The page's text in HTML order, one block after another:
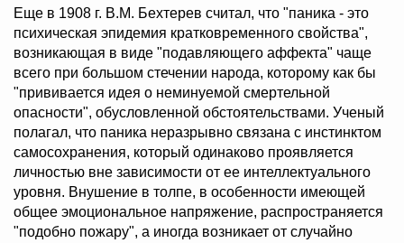
Еще в 1908 г. В.М. Бехтерев считал, что "паника - это
психическая эпидемия кратковременного свойства",
возникающая в виде "подавляющего аффекта" чаще
всего при большом стечении народа, которому как бы
"прививается идея о неминуемой смертельной
опасности", обусловленной обстоятельствами. Ученый
полагал, что паника неразрывно связана с инстинктом
самосохранения, который одинаково проявляется
личностью вне зависимости от ее интеллектуального
уровня. Внушение в толпе, в особенности имеющей
общее эмоциональное напряжение, распространяется
"подобно пожару", а иногда возникает от случайно